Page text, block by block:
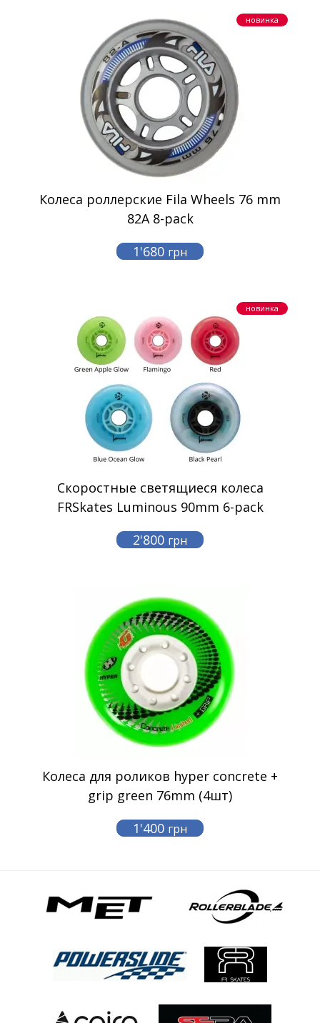
новинка
Колеса роллерские Fila Wheels 76 mm
82A 8-pack
1'680 грн
новинка
Скоростные светящиеся колеса
FRSkates Luminous 90mm 6-pack
2'800 грн
Колеса для роликов hyper concrete +
grip green 76mm (4шт)
1'400 грн